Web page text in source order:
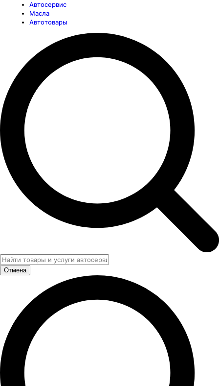
Автосервис
Масла
Автотовары
Отмена